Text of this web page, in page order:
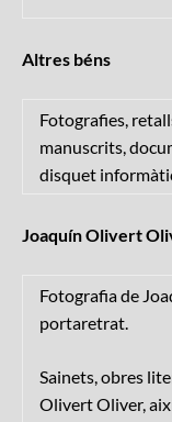
Altres béns
Fotografies,
manuscrits,
disquet
Joaquín Olivert
Fotografia de
portaretrat.
Sainets, obres
Olivert Oliver,